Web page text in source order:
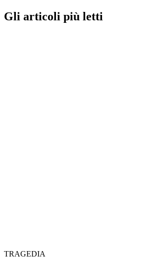
Gli articoli più letti
TRAGEDIA